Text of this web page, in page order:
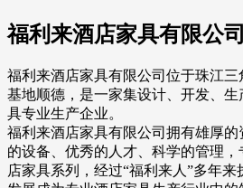
福利来酒店家具有限公司
福利来酒店家具有限公司位于珠江
基地顺德，是一家集设计、开发、
具专业生产企业。
福利来酒店家具有限公司拥有雄厚
的设备、优秀的人才、科学的管理，
店家具系列，经过“福利来人”多年